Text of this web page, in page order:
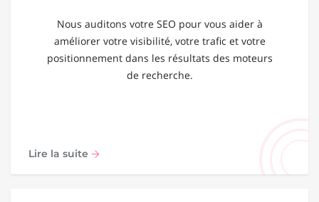
Nous auditons votre SEO pour vous aider à
améliorer votre visibilité, votre trafic et votre
positionnement dans les résultats des moteurs
de recherche.
Lire la suite